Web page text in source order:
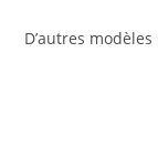
D’autres